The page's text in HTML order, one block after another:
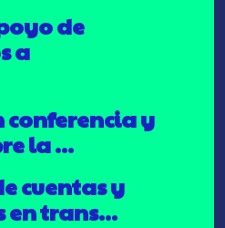
de
a
conferencia y
la ...
cuentas y
en trans...